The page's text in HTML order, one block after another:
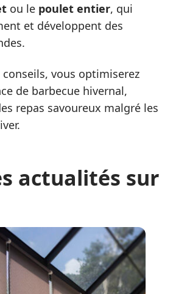
ou le poulet entier, qui
et développent des
conseils, vous optimiserez
de barbecue hivernal,
repas savoureux malgré les
actualités sur